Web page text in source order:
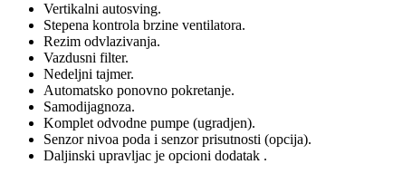
Vertikalni autosving.
Stepena kontrola brzine ventilatora.
Rezim odvlazivanja.
Vazdusni filter.
Nedeljni tajmer.
Automatsko ponovno pokretanje.
Samodijagnoza.
Komplet odvodne pumpe (ugradjen).
Senzor nivoa poda i senzor prisutnosti (opcija).
Daljinski upravljac je opcioni dodatak .